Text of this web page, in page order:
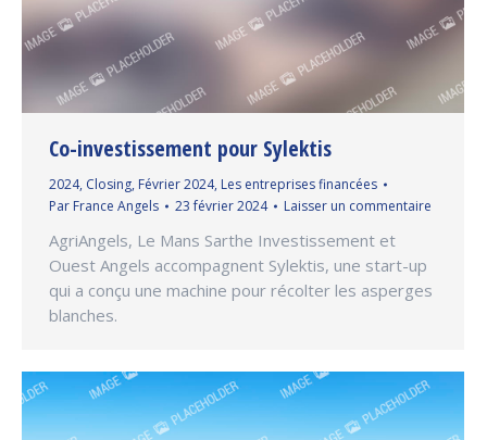
Co-investissement pour Sylektis
2024, Closing, Février 2024, Les entreprises financées
Par France Angels 23 février 2024 Laisser un commentaire
AgriAngels, Le Mans Sarthe Investissement et
Ouest Angels accompagnent Sylektis, une start-up
qui a conçu une machine pour récolter les asperges
blanches.